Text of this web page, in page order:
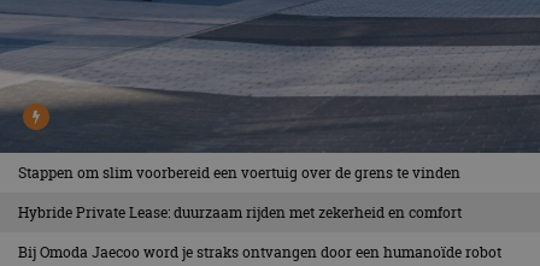
Stappen om slim voorbereid een voertuig over de grens te vinden
Hybride Private Lease: duurzaam rijden met zekerheid en comfort
Bij Omoda Jaecoo word je straks ontvangen door een humanoïde robot